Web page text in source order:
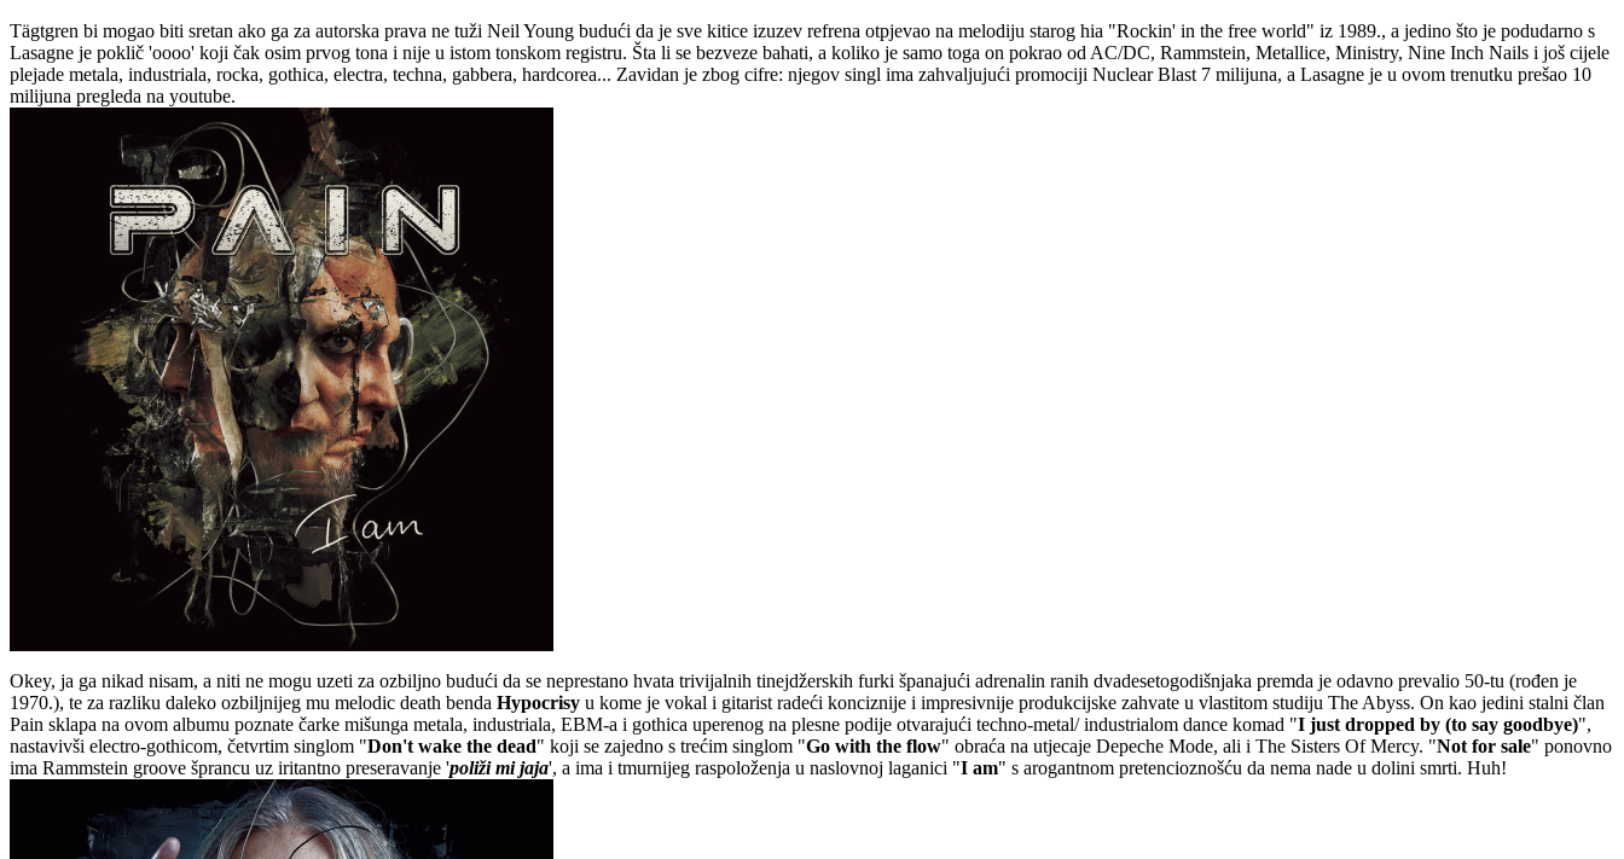
Tägtgren bi mogao biti sretan ako ga za autorska prava ne tuži Neil Young budući da je sve kitice izuzev refrena otpjevao na melodiju starog hia "Rockin' in the free world" iz 1989., a jedino što je podudarno s
Lasagne je poklič 'oooo' koji čak osim prvog tona i nije u istom tonskom registru. Šta li se bezveze bahati, a koliko je samo toga on pokrao od AC/DC, Rammstein, Metallice, Ministry, Nine Inch Nails i još cijele
plejade metala, industriala, rocka, gothica, electra, techna, gabbera, hardcorea... Zavidan je zbog cifre: njegov singl ima zahvaljujući promociji Nuclear Blast 7 milijuna, a Lasagne je u ovom trenutku prešao 10
milijuna pregleda na youtube.
Okey, ja ga nikad nisam, a niti ne mogu uzeti za ozbiljno budući da se neprestano hvata trivijalnih tinejdžerskih furki španajući adrenalin ranih dvadesetogodišnjaka premda je odavno prevalio 50-tu (rođen je
1970.), te za razliku daleko ozbiljnijeg mu melodic death benda Hypocrisy u kome je vokal i gitarist radeći konciznije i impresivnije produkcijske zahvate u vlastitom studiju The Abyss. On kao jedini stalni član
Pain sklapa na ovom albumu poznate čarke mišunga metala, industriala, EBM-a i gothica uperenog na plesne podije otvarajući techno-metal/ industrialom dance komad "I just dropped by (to say goodbye)",
nastavivši electro-gothicom, četvrtim singlom "Don't wake the dead" koji se zajedno s trećim singlom "Go with the flow" obraća na utjecaje Depeche Mode, ali i The Sisters Of Mercy. "Not for sale" ponovno
ima Rammstein groove šprancu uz iritantno preseravanje 'poliži mi jaja', a ima i tmurnijeg raspoloženja u naslovnoj laganici "I am" s arogantnom pretencioznošću da nema nade u dolini smrti. Huh!